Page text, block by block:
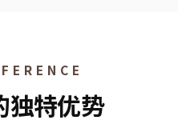
独特优势